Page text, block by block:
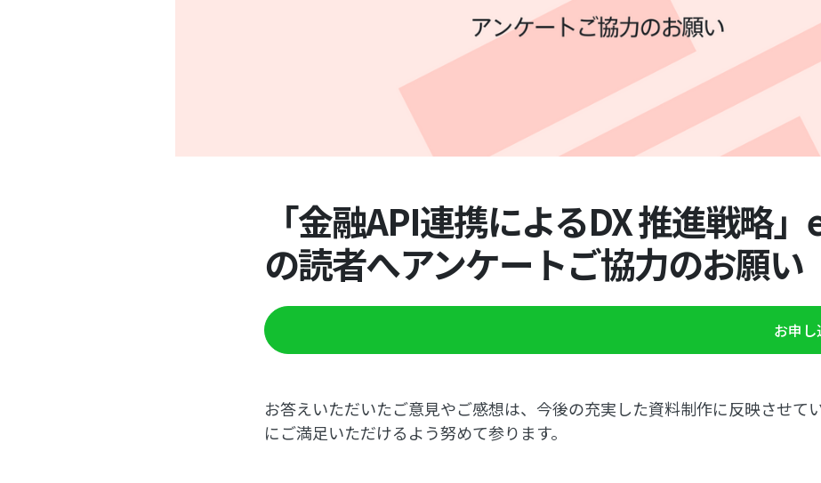
「金融API連携によるDX 推進戦略
の読者へアンケートご協力のお願い‍
お申し
お答えいただいたご意見やご感想は、今後の充実した資料制作に反映させて
にご満足いただけるよう努めて参ります。